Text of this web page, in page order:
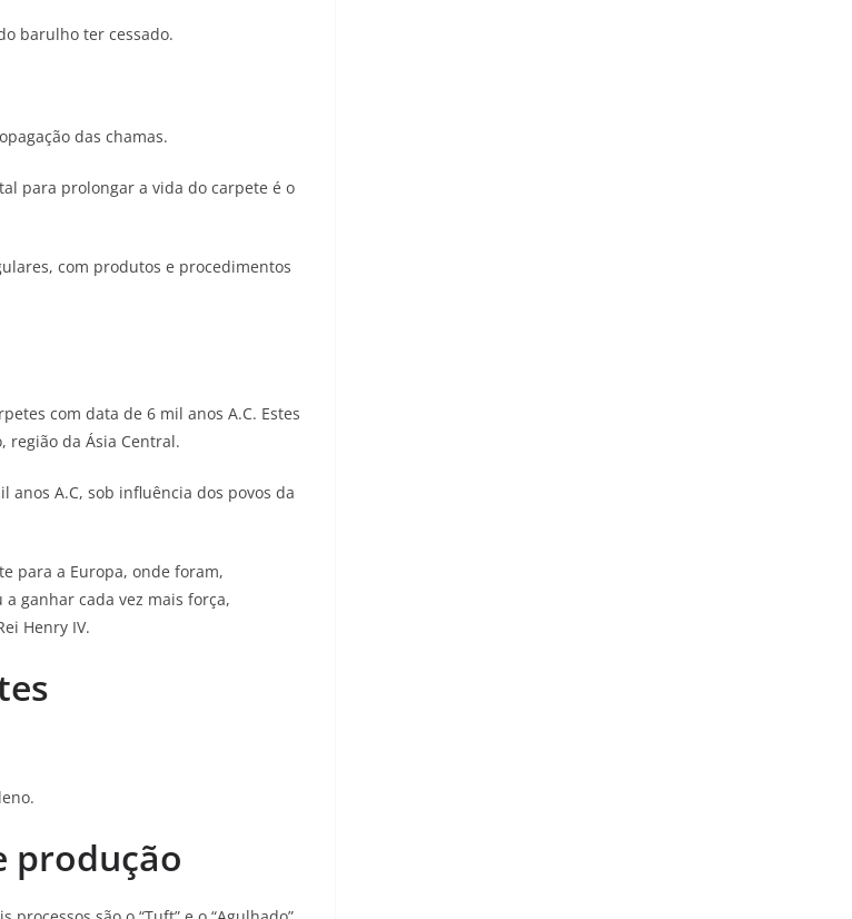
barulho ter cessado.
das chamas.
para prolongar a vida do carpete é o
com produtos e procedimentos
com data de 6 mil anos A.C. Estes
região da Ásia Central.
anos A.C, sob influência dos povos da
para a Europa, onde foram,
ganhar cada vez mais força,
Henry IV.
produção